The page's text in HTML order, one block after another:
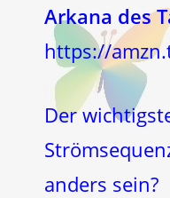
Arkana des
https://
Der
anders sein?